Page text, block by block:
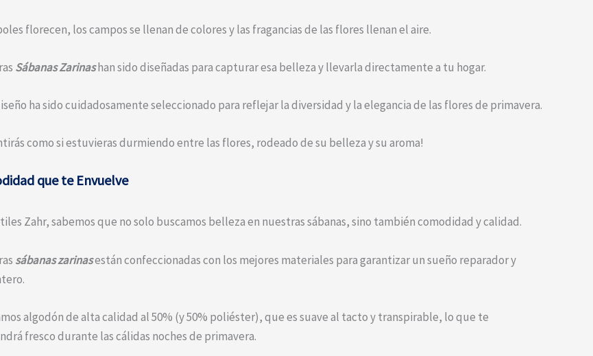
florecen, los campos se llenan de colores y las fragancias de las flores llenan el aire.
Sábanas Zarinashan sido diseñadas para capturar esa belleza y llevarla directamente a tu hogar.
ha sido cuidadosamente seleccionado para reflejar la diversidad y la elegancia de las flores de primavera.
como si estuvieras durmiendo entre las flores, rodeado de su belleza y su aroma!
que te Envuelve
Zahr, sabemos que no solo buscamos belleza en nuestras sábanas, sino también comodidad y calidad.
sábanas zarinasestán confeccionadas con los mejores materiales para garantizar un sueño reparador y
algodón de alta calidad al 50% (y 50% poliéster), que es suave al tacto y transpirable, lo que te
fresco durante las cálidas noches de primavera.